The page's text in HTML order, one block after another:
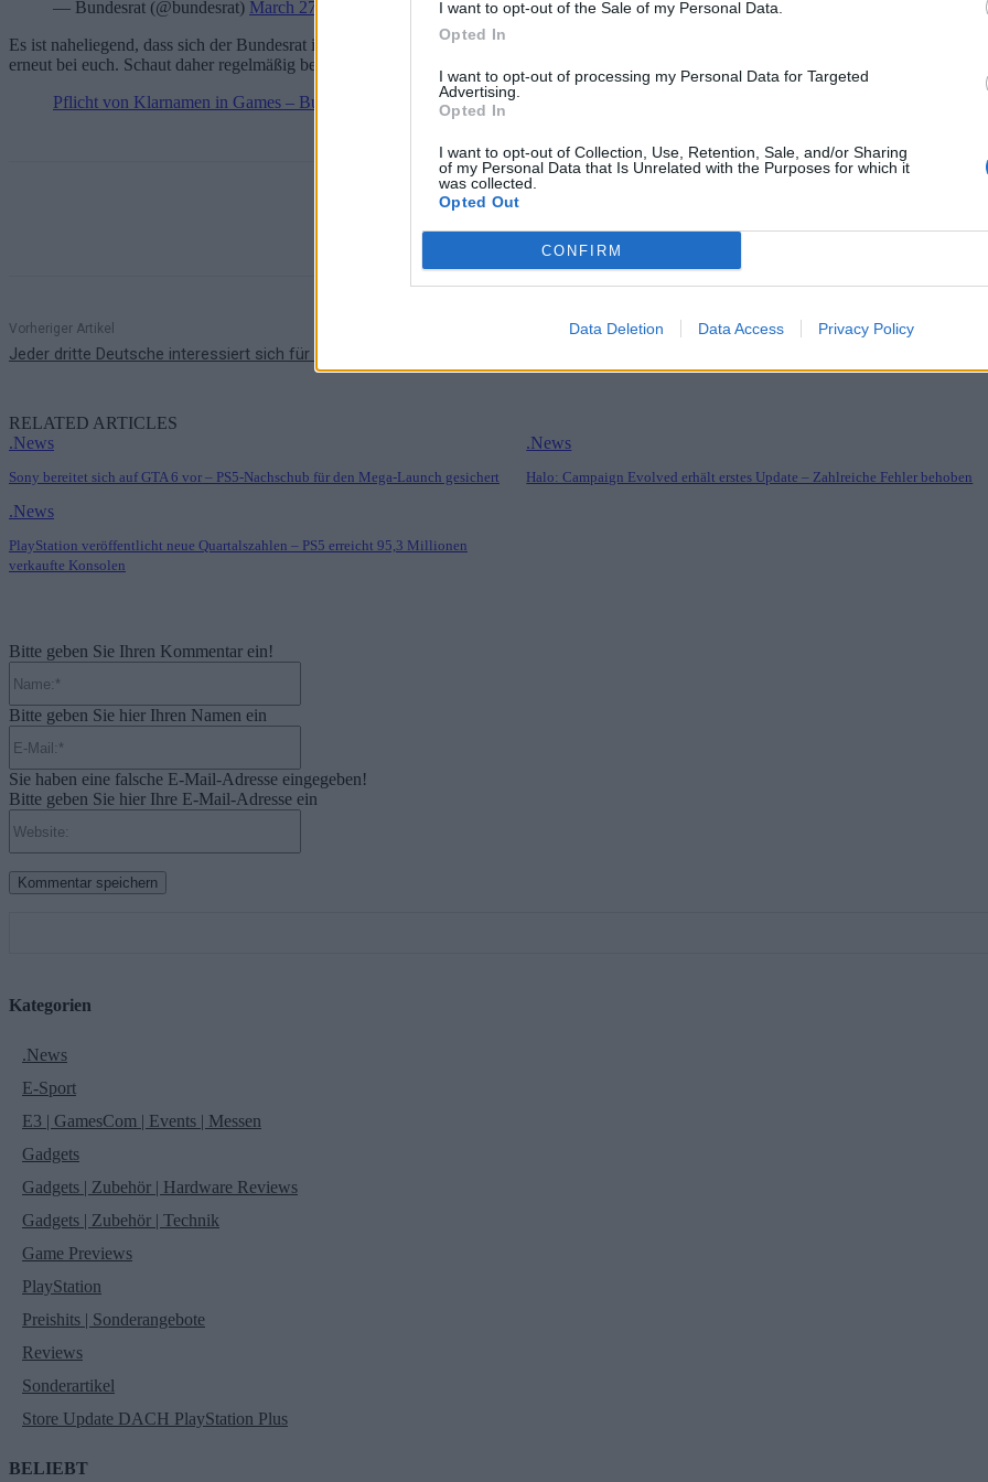
I want to opt-out of the Sale of my Personal Data.
Opted In
I want to opt-out of processing my Personal Data for Targeted
Advertising.
Opted In
I want to opt-out of Collection, Use, Retention, Sale, and/or Sharing
of my Personal Data that Is Unrelated with the Purposes for which it
was collected.
Opted Out
CONFIRM
Data Deletion Data Access Privacy Policy
— Bundesrat (@bundesrat) March 27, 2020
Es ist naheliegend, dass sich der Bundesrat in Kürze erneut mit der Klarnamepflicht beschäftigt. Wir behalten das Thema für euch im
erneut bei euch. Schaut daher regelmäßig bei uns vorbei
). In der Zwischenzeit nutzt gern die Kommentarfunktion.
Pflicht von Klarnamen in Games – Bundesrat verschiebt Abstimmung
Vorheriger Artikel
Jeder dritte Deutsche interessiert sich für die nächste Generation von Spielekonsolen
RELATED ARTICLES
.News
Sony bereitet sich auf GTA 6 vor – PS5-Nachschub für den Mega-Launch gesichert
.News
Halo: Campaign Evolved erhält erstes Update – Zahlreiche Fehler behoben
.News
PlayStation veröffentlicht neue Quartalszahlen – PS5 erreicht 95,3 Millionen
verkaufte Konsolen
Bitte geben Sie Ihren Kommentar ein!
Bitte geben Sie hier Ihren Namen ein
Sie haben eine falsche E-Mail-Adresse eingegeben!
Bitte geben Sie hier Ihre E-Mail-Adresse ein
Kategorien
.News
E-Sport
E3 | GamesCom | Events | Messen
Gadgets
Gadgets | Zubehör | Hardware Reviews
Gadgets | Zubehör | Technik
Game Previews
PlayStation
Preishits | Sonderangebote
Reviews
Sonderartikel
Store Update DACH PlayStation Plus
BELIEBT